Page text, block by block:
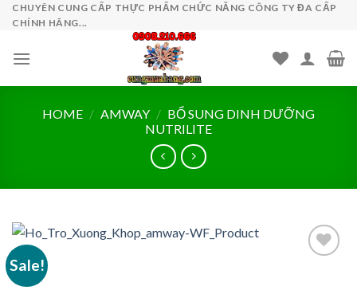
SkipCHUYÊN CUNG CẤP THỰC PHẨM CHỨC NĂNG CÔNG TY ĐA CẤP
CHÍNH HÃNG...
HOME / AMWAY / BỔ SUNG DINH DƯỠNG
NUTRILITE
Sale!